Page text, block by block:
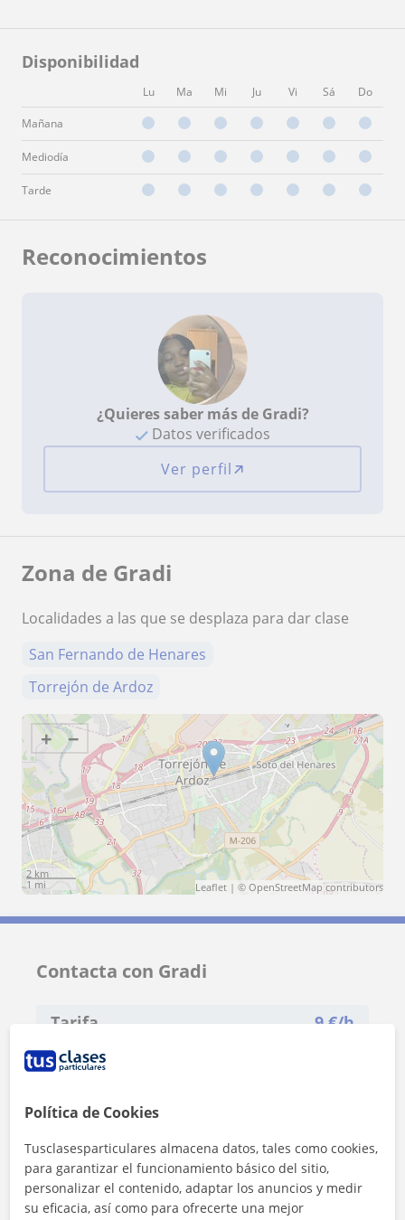
Disponibilidad
Lu Ma Mi Ju Vi Sá Do
Mañana
Mediodía
Tarde
Reconocimientos
¿Quieres saber más de Gradi?
Datos verificados
Ver perfil
Zona de Gradi
Localidades a las que se desplaza para dar clase
San Fernando de Henares
Torrejón de Ardoz
+ −
2 km
1 mi
Leaflet | © OpenStreetMap contributors
Contacta con Gradi
Tarifa 9 €/h
1ª clase gratis
Política de Cookies
Tusclasesparticulares almacena datos, tales como cookies,
para garantizar el funcionamiento básico del sitio,
personalizar el contenido, adaptar los anuncios y medir
su eficacia, así como para ofrecerte una mejor